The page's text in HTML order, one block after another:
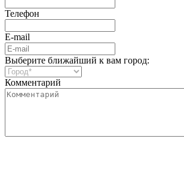
Телефон
E-mail
Выберите ближайший к вам город:
Комментарий